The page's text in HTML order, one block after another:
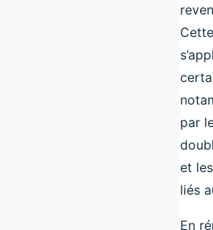
par
et
liés
En